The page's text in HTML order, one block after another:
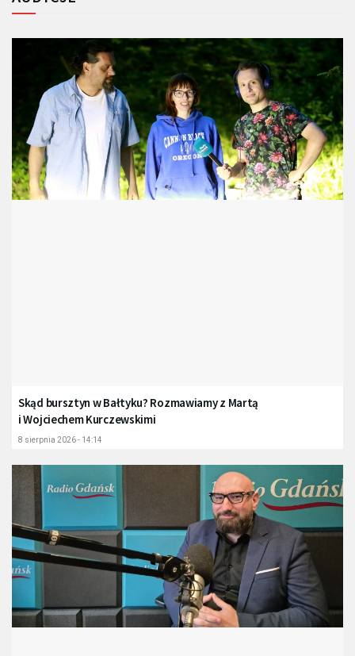
Skąd bursztyn w Bałtyku? Rozmawiamy z Martą
i Wojciechem Kurczewskimi
8 sierpnia 2026 - 14:14